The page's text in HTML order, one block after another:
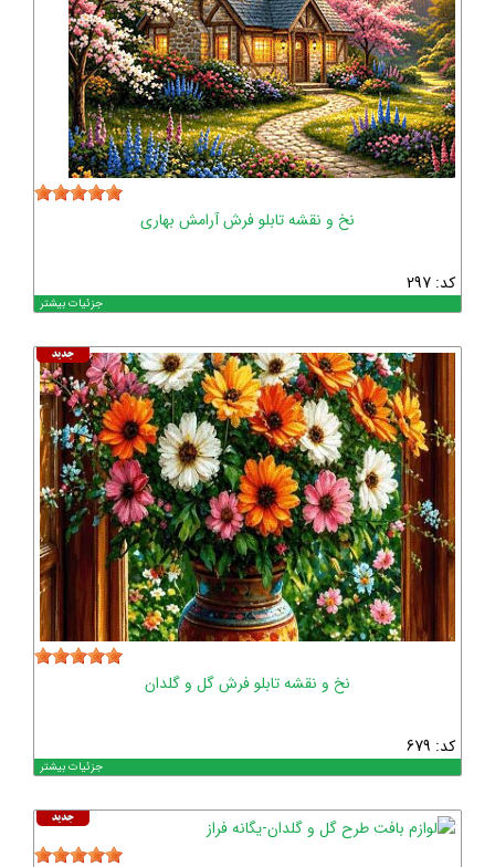
نخ و نقشه تابلو فرش آرامش بهاری
کد: 297
جزئیات بیشتر
نخ و نقشه تابلو فرش گل و گلدان
کد: 679
جزئیات بیشتر